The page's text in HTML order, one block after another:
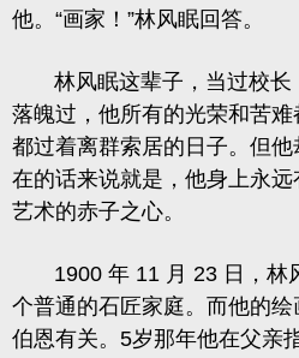
他。“画家！”林风眠回答。
林风眠这辈子，当过校长
落魄过，他所有的光荣和苦
都过着离群索居的日子。但
在的话来说就是，他身上永
艺术的赤子之心。
1900 年 11 月 23 日，林
个普通的石匠家庭。而他的
伯恩有关。5岁那年他在父亲